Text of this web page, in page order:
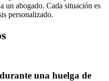
un abogado. Cada situación es
personalizado.
una huelga de